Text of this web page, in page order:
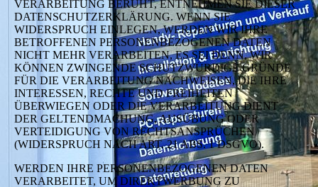
VERARBEITUNG BERUHT, ENTNEHMEN SIE DIESER
DATENSCHUTZERKLÄRUNG. WENN SIE
WIDERSPRUCH EINLEGEN, WERDEN WIR IHRE
BETROFFENEN PERSONENBEZOGENEN DATEN
NICHT MEHR VERARBEITEN, ES SEI DENN, WIR
KÖNNEN ZWINGENDE SCHUTZWÜRDIGE GRÜNDE
FÜR DIE VERARBEITUNG NACHWEISEN, DIE IHRE
INTERESSEN, RECHTE UND FREIHEITEN
ÜBERWIEGEN ODER DIE VERARBEITUNG DIENT
DER GELTENDMACHUNG, AUSÜBUNG ODER
VERTEIDIGUNG VON RECHTSANSPRÜCHEN
(WIDERSPRUCH NACH ART. 21 ABS. 1 DSGVO).
WERDEN IHRE PERSONENBEZOGENEN DATEN
VERARBEITET, UM DIREKTWERBUNG ZU